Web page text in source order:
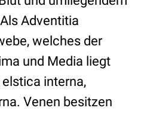
Adventitia
welches der
und Media liegt
interna,
Venen besitzen